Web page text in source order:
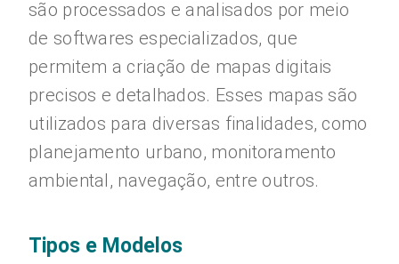
são processados e analisados por meio
de softwares especializados, que
permitem a criação de mapas digitais
precisos e detalhados. Esses mapas são
utilizados para diversas finalidades, como
planejamento urbano, monitoramento
ambiental, navegação, entre outros.
Tipos e Modelos